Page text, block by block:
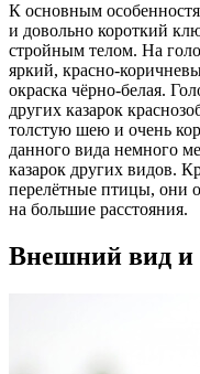
К основным
и довольно короткий
стройным телом. На
яркий, красно-
окраска чёрно-белая.
других казарок
толстую шею и очень
данного вида немного
казарок других видов.
перелётные птицы, они
на большие расстояния.
Внешний вид и